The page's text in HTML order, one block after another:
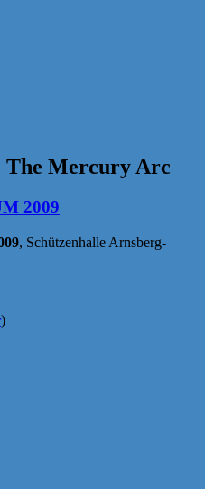
The Mercury Arc
2009
, Schützenhalle Arnsberg-
)